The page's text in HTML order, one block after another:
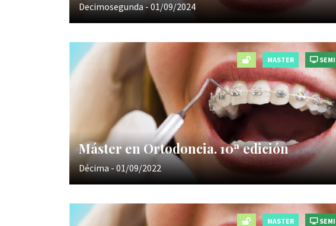
Decimosegunda - 01/09/2024
MASTER
Máster en Ortodoncia. 10ª edición
Décima - 01/09/2022
MASTER